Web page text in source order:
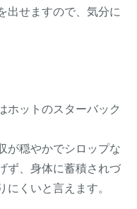
出せますので、気分に
ホットのスターバック
が穏やかでシロップな
ず、身体に蓄積されづ
くいと言えます。